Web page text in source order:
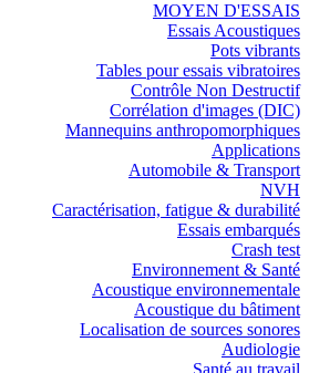
MOYEN D'ESSAIS
Essais Acoustiques
Pots vibrants
Tables pour essais vibratoires
Contrôle Non Destructif
Corrélation d'images (DIC)
Mannequins anthropomorphiques
Applications
Automobile & Transport
NVH
Caractérisation, fatigue & durabilité
Essais embarqués
Crash test
Environnement & Santé
Acoustique environnementale
Acoustique du bâtiment
Localisation de sources sonores
Audiologie
Santé au travail